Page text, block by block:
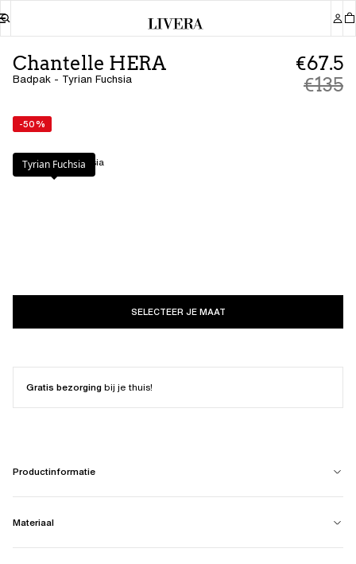
Chantelle HERA
Badpak - Tyrian Fuchsia
€67.5
€135
-50%
Kleur:Tyrian Fuchsia
Tyrian Fuchsia
SELECTEER JE MAAT
Gratis bezorgingbij je thuis!
Productinformatie
Materiaal